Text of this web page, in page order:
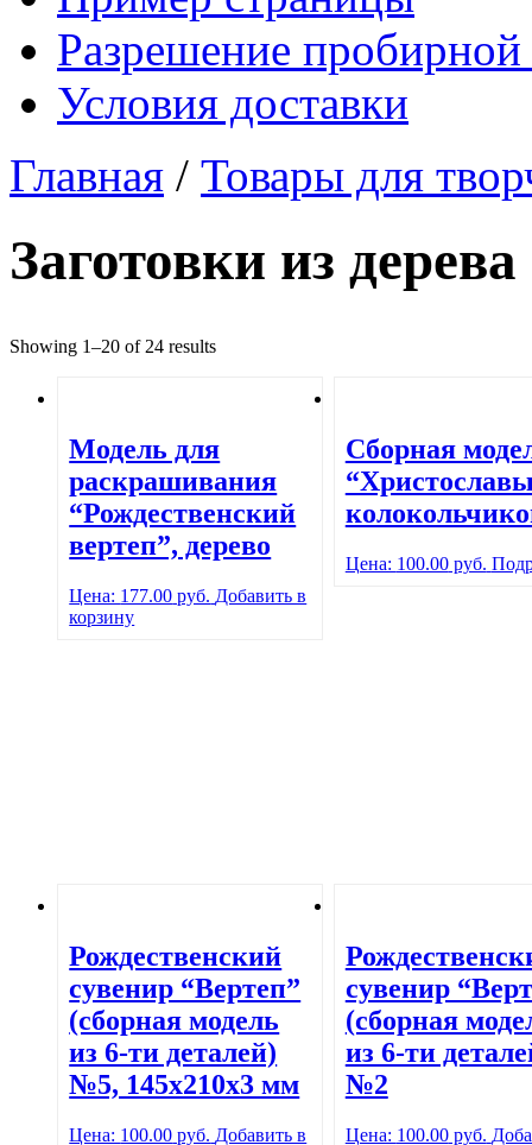
Разрешение пробирной
Условия доставки
Главная / Товары для
Заготовки из дерева
Showing 1–20 of 24 results
Модель для
раскрашивания
“Рождественский
вертеп”, дерево
Цена: 177.00 руб. Добавить в
корзину
Сборная
Цена: 100.00руб.
Рождественский
сувенир “Вертеп”
(сборная модель
из 6-ти деталей)
№5, 145х210х3 мм
Цена: 100.00 руб. Добавить в
сувенир
(сборная
из 6-ти
№2
Цена: 100.00руб.